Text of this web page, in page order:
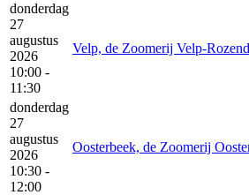
donderdag
27
augustus
2026
10:00 -
11:30
Velp, de Zoomerij Velp-
donderdag
27
augustus
2026
10:30 -
12:00
Oosterbeek, de Zoomerij